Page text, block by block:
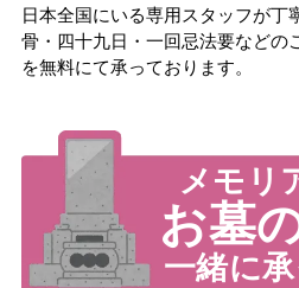
日本全国にいる専用スタッフが丁
骨・四十九日・一回忌法要などの
を無料にて承っております。
メモリ
お墓
一緒に